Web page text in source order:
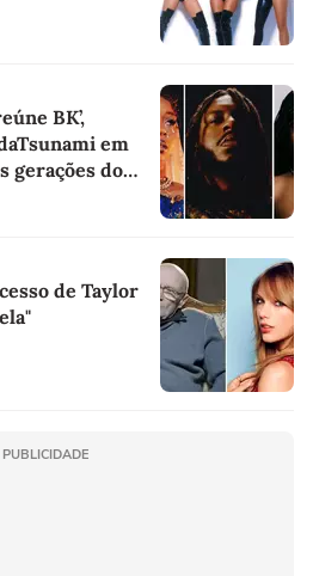
BK’,
em
gerações do
de Taylor
PUBLICIDADE